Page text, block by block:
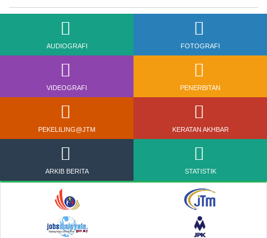
AUDIOGRAFI FOTOGRAFI
VIDEOGRAFI PENERBITAN
PEKELILING@JTM KERATAN AKHBAR
ARKIB BERITA STATISTIK